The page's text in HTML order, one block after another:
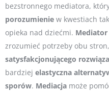
bezstronnego mediatora,
porozumienie w kwestiach
opieka nad dziećmi. Mediator
zrozumieć potrzeby obu
satysfakcjonującego
bardziej elastyczna
sporów. Mediacja może